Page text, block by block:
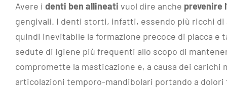
Avere i denti ben allineati vuol dire anche prevenire
gengivali. I denti storti, infatti, essendo più ricchi
quindi inevitabile la formazione precoce di placca
sedute di igiene più frequenti allo scopo di
compromette la masticazione e, a causa dei
articolazioni temporo-mandibolari portando a